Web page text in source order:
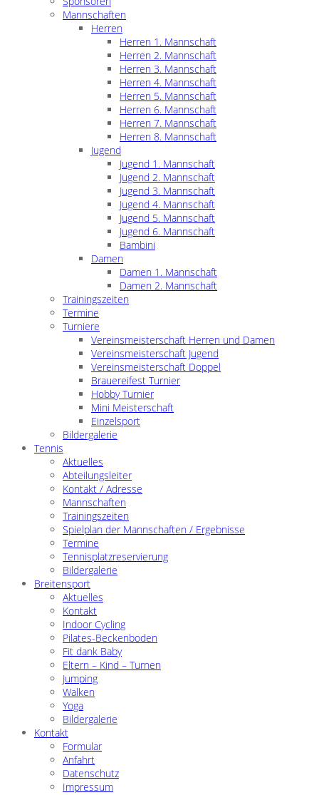
Mannschaften
Herren
Herren 1. Mannschaft
Herren 2. Mannschaft
Herren 3. Mannschaft
Herren 4. Mannschaft
Herren 5. Mannschaft
Herren 6. Mannschaft
Herren 7. Mannschaft
Herren 8. Mannschaft
Jugend
Jugend 1. Mannschaft
Jugend 2. Mannschaft
Jugend 3. Mannschaft
Jugend 4. Mannschaft
Jugend 5. Mannschaft
Jugend 6. Mannschaft
Bambini
Damen
Damen 1. Mannschaft
Damen 2. Mannschaft
Trainingszeiten
Termine
Turniere
Vereinsmeisterschaft Herren und Damen
Vereinsmeisterschaft Jugend
Vereinsmeisterschaft Doppel
Brauereifest Turnier
Hobby Turnier
Mini Meisterschaft
Einzelsport
Bildergalerie
Tennis
Aktuelles
Abteilungsleiter
Kontakt / Adresse
Mannschaften
Trainingszeiten
Spielplan der Mannschaften / Ergebnisse
Termine
Tennisplatzreservierung
Bildergalerie
Breitensport
Aktuelles
Kontakt
Indoor Cycling
Pilates-Beckenboden
Fit dank Baby
Eltern – Kind – Turnen
Jumping
Walken
Yoga
Bildergalerie
Kontakt
Formular
Anfahrt
Datenschutz
Impressum